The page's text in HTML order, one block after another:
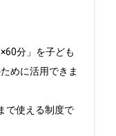
分」を子ども
めに活用できま
で使える制度で